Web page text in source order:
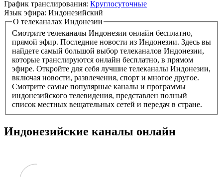
График транслирования: Круглосуточные
Язык эфира: Индонезийский
О телеканалах Индонезии
Смотрите телеканалы Индонезии онлайн бесплатно,
прямой эфир. Последние новости из Индонезии. Здесь вы
найдете самый большой выбор телеканалов Индонезии,
которые транслируются онлайн бесплатно, в прямом
эфире. Откройте для себя лучшие телеканалы Индонезии,
включая новости, развлечения, спорт и многое другое.
Смотрите самые популярные каналы и программы
индонезийского телевидения, представлен полный
список местных вещательных сетей и передач в стране.
Индонезийские каналы онлайн